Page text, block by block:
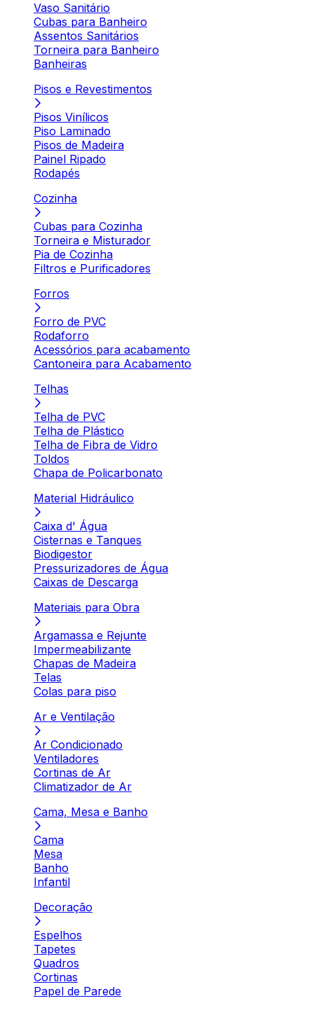
Vaso Sanitário
Cubas para Banheiro
Assentos Sanitários
Torneira para Banheiro
Banheiras
Pisos e Revestimentos
Pisos Vinílicos
Piso Laminado
Pisos de Madeira
Painel Ripado
Rodapés
Cozinha
Cubas para Cozinha
Torneira e Misturador
Pia de Cozinha
Filtros e Purificadores
Forros
Forro de PVC
Rodaforro
Acessórios para acabamento
Cantoneira para Acabamento
Telhas
Telha de PVC
Telha de Plástico
Telha de Fibra de Vidro
Toldos
Chapa de Policarbonato
Material Hidráulico
Caixa d' Água
Cisternas e Tanques
Biodigestor
Pressurizadores de Água
Caixas de Descarga
Materiais para Obra
Argamassa e Rejunte
Impermeabilizante
Chapas de Madeira
Telas
Colas para piso
Ar e Ventilação
Ar Condicionado
Ventiladores
Cortinas de Ar
Climatizador de Ar
Cama, Mesa e Banho
Cama
Mesa
Banho
Infantil
Decoração
Espelhos
Tapetes
Quadros
Cortinas
Papel de Parede